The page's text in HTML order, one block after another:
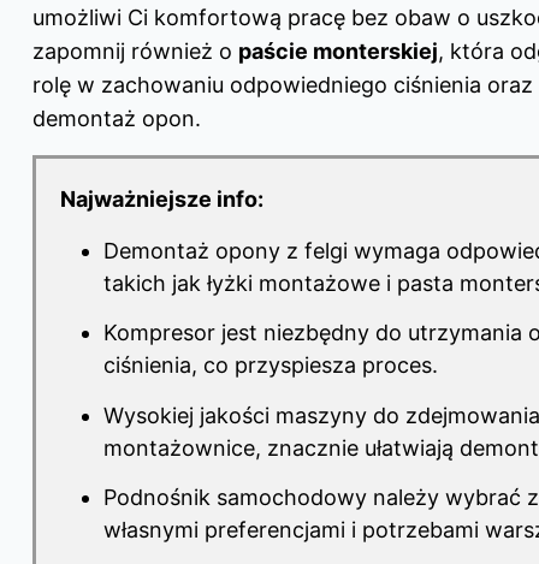
umożliwi Ci komfortową pracę bez obaw o
zapomnij również o paście monterskiej, która
rolę w zachowaniu odpowiedniego ciśnienia oraz
demontaż opon.
Najważniejsze info:
Demontaż opony z felgi wymaga
takich jak łyżki montażowe i pasta
Kompresor jest niezbędny do utrzymania
ciśnienia, co przyspiesza proces.
Wysokiej jakości maszyny do
montażownice, znacznie ułatwiają
Podnośnik samochodowy należy wybrać
własnymi preferencjami i potrzebami